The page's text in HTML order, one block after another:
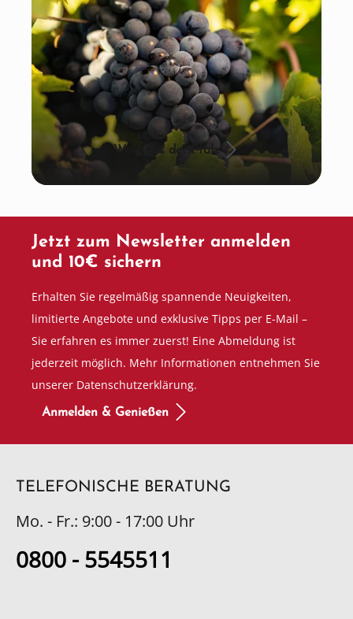
Wein aus der Pfalz
Jetzt zum Newsletter anmelden
und 10€ sichern
Erhalten Sie regelmäßig spannende Neuigkeiten,
limitierte Angebote und exklusive Tipps per E-Mail –
Sie erfahren es immer zuerst! Eine Abmeldung ist
jederzeit möglich. Mehr Informationen entnehmen Sie
unserer Datenschutzerklärung.
Anmelden & Genießen
TELEFONISCHE BERATUNG
Mo. - Fr.: 9:00 - 17:00 Uhr
0800 - 5545511